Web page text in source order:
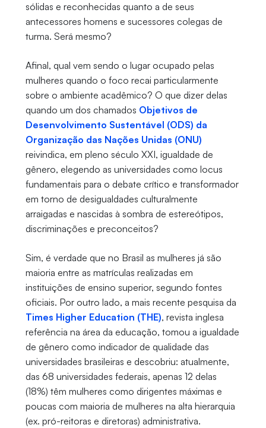
sólidas e reconhecidas quanto a de seus
antecessores homens e sucessores colegas de
turma. Será mesmo?
Afinal, qual vem sendo o lugar ocupado pelas
mulheres quando o foco recai particularmente
sobre o ambiente acadêmico? O que dizer delas
quando um dos chamados Objetivos de
Desenvolvimento Sustentável (ODS) da
Organização das Nações Unidas (ONU)
reivindica, em pleno século XXI, igualdade de
gênero, elegendo as universidades como locus
fundamentais para o debate crítico e transformador
em torno de desigualdades culturalmente
arraigadas e nascidas à sombra de estereótipos,
discriminações e preconceitos?
Sim, é verdade que no Brasil as mulheres já são
maioria entre as matrículas realizadas em
instituições de ensino superior, segundo fontes
oficiais. Por outro lado, a mais recente pesquisa da
Times Higher Education (THE), revista inglesa
referência na área da educação, tomou a igualdade
de gênero como indicador de qualidade das
universidades brasileiras e descobriu: atualmente,
das 68 universidades federais, apenas 12 delas
(18%) têm mulheres como dirigentes máximas e
poucas com maioria de mulheres na alta hierarquia
(ex. pró-reitoras e diretoras) administrativa.